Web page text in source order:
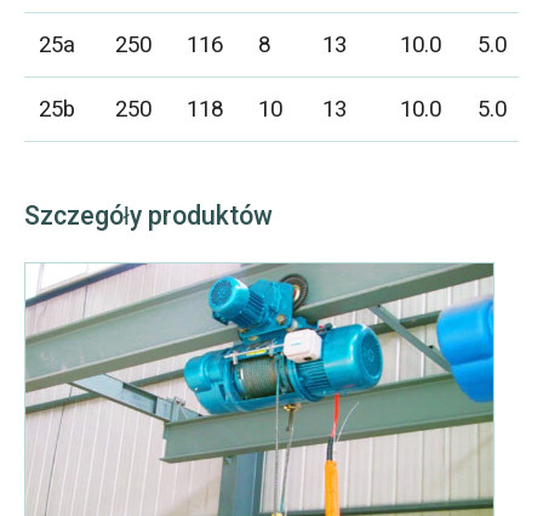
25a
250 116 8 13 10.0 5.0
25b
250 118 10 13 10.0 5.0
Szczegóły produktów